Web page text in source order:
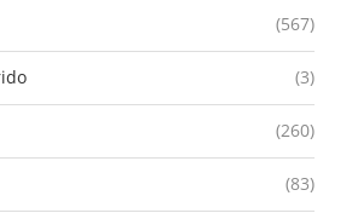
(567)
(3)
(260)
(83)